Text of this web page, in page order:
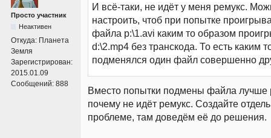
Просто участник
Неактивен
Откуда: Планета
Земля
Зарегистрирован:
2015.01.09
Сообщений: 888
И всё-таки, не идёт у меня ремукс.
настроить, чтоб при попытке
файла p:\1.avi каким то образом
d:\2.mp4 без транскода. То есть каким
подменялся один файл совершенно
Вместо попытки подмены файла лучше
почему не идёт ремукс. Создайте
проблеме, там доведём её до решения.